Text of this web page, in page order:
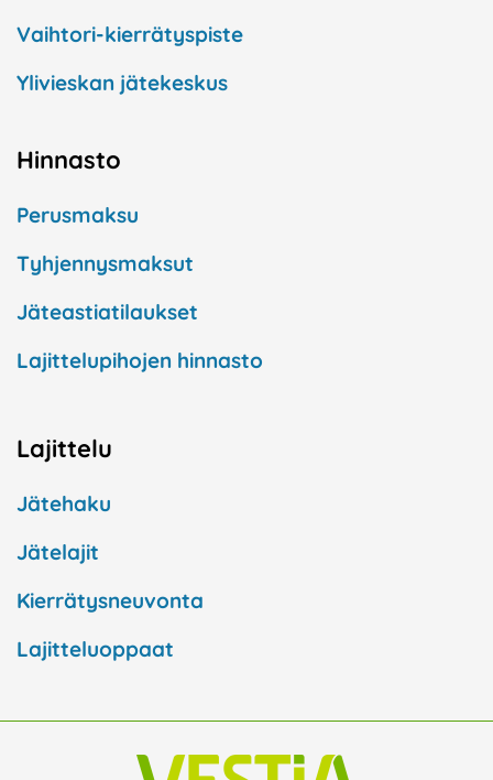
Vaihtori-kierrätyspiste
Ylivieskan jätekeskus
Hinnasto
Perusmaksu
Tyhjennysmaksut
Jäteastiatilaukset
Lajittelupihojen hinnasto
Lajittelu
Jätehaku
Jätelajit
Kierrätysneuvonta
Lajitteluoppaat